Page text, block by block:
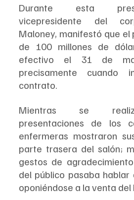
Durante esta
vicepresidente del
Maloney, manifestó que el
de 100 millones de
efectivo el 31 de
precisamente cuando
contrato.
Mientras se
presentaciones de los
enfermeras mostraron
parte trasera del salón;
gestos de
del público pasaba
oponiéndose a la venta del